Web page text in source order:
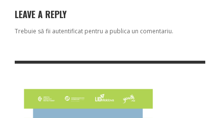
LEAVE A REPLY
Trebuie să fii autentificat pentru a publica un comentariu.